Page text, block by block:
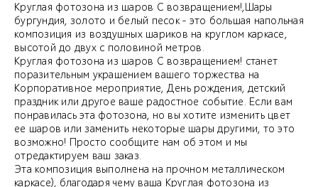
Круглая фотозона из шаров С возвращением!,Шары
бургундия, золото и белый песок - это большая напольная
композиция из воздушных шариков на круглом каркасе,
высотой до двух с половиной метров.
Круглая фотозона из шаров С возвращением! станет
поразительным украшением вашего торжества на
Корпоративное мероприятие, День рождения, детский
праздник или другое ваше радостное событие. Если вам
понравилась эта фотозона, но вы хотите изменить цвет
ее шаров или заменить некоторые шары другими, то это
возможно! Просто сообщите нам об этом и мы
отредактируем ваш заказ.
Эта композиция выполнена на прочном металлическом
каркасе), благодаря чему ваша Круглая фотозона из